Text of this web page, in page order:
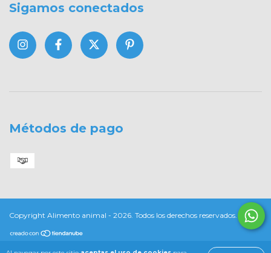
Sigamos conectados
Métodos de pago
Copyright Alimento animal - 2026. Todos los derechos reservados.